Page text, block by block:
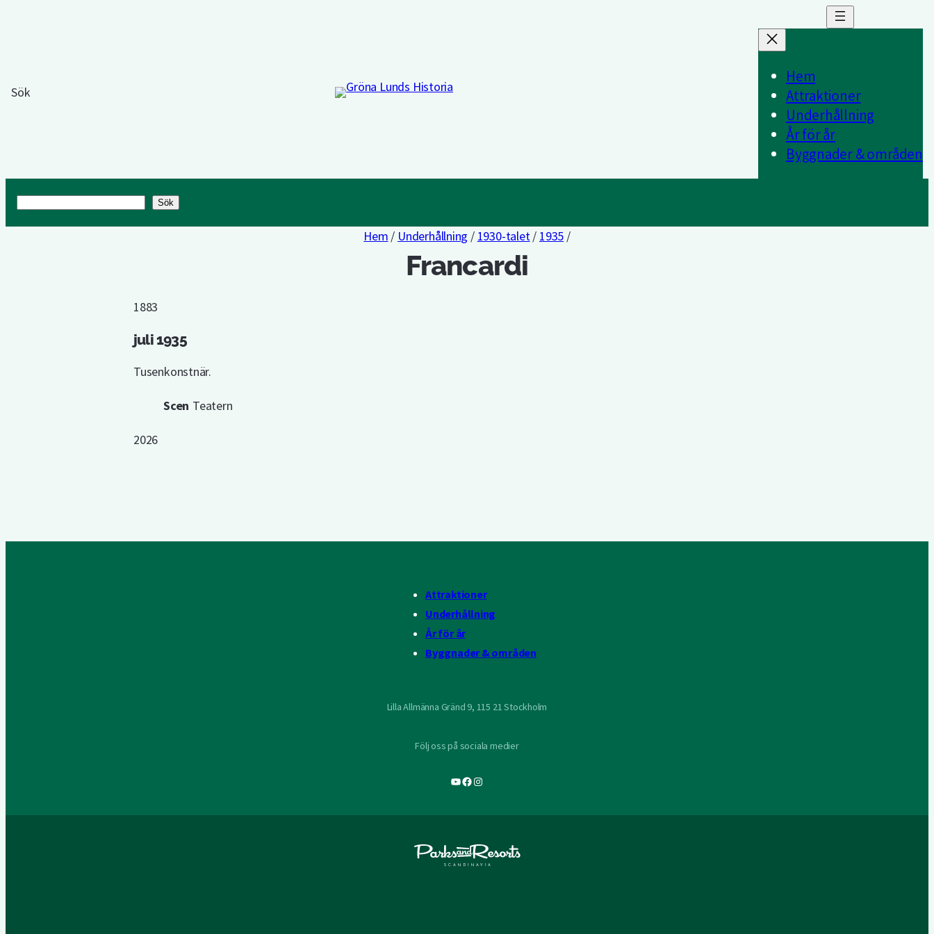
Sök
Hem
Attraktioner
Underhållning
År för år
Byggnader & områden
Sök
Hem / Underhållning / 1930-talet/ 1935 /
Francardi
1883
juli 1935
Tusenkonstnär.
Scen Teatern
2026
Attraktioner
Underhållning
År för år
Byggnader & områden
Lilla Allmänna Gränd 9, 115 21 Stockholm
Följ oss på sociala medier
YouTube
Facebook
Instagram